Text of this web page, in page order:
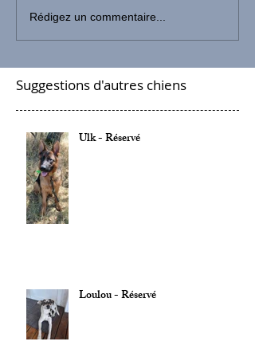
Rédigez un commentaire...
Suggestions d'autres chiens
Ulk - Réservé
Loulou - Réservé